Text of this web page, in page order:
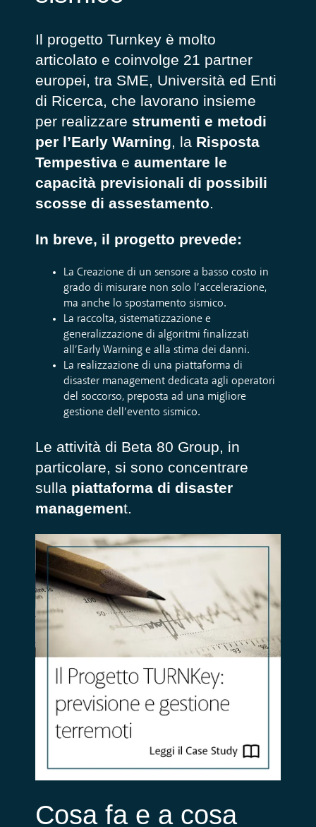
Il progetto Turnkey è molto
articolato e coinvolge 21 partner
europei, tra SME, Università ed Enti
di Ricerca, che lavorano insieme
per realizzare strumenti e metodi
per l’Early Warning, la Risposta
Tempestiva e aumentare le
capacità previsionali di possibili
scosse di assestamento.
In breve, il progetto prevede:
La Creazione di un sensore a basso costo in
grado di misurare non solo l’accelerazione,
ma anche lo spostamento sismico.
La raccolta, sistematizzazione e
generalizzazione di algoritmi finalizzati
all’Early Warning e alla stima dei danni.
La realizzazione di una piattaforma di
disaster management dedicata agli operatori
del soccorso, preposta ad una migliore
gestione dell’evento sismico.
Le attività di Beta 80 Group, in
particolare, si sono concentrare
sulla piattaforma di disaster
management.
Cosa fa e a cosa